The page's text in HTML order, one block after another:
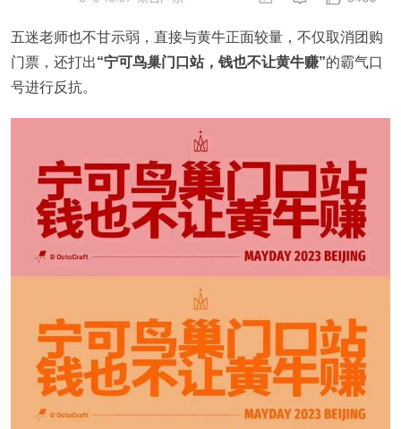
五迷老师也不甘示弱，直接与黄牛正面较量，不仅取消团购
门票，还打出“宁可鸟巢门口站，钱也不让黄牛赚”的霸气口
号进行反抗。